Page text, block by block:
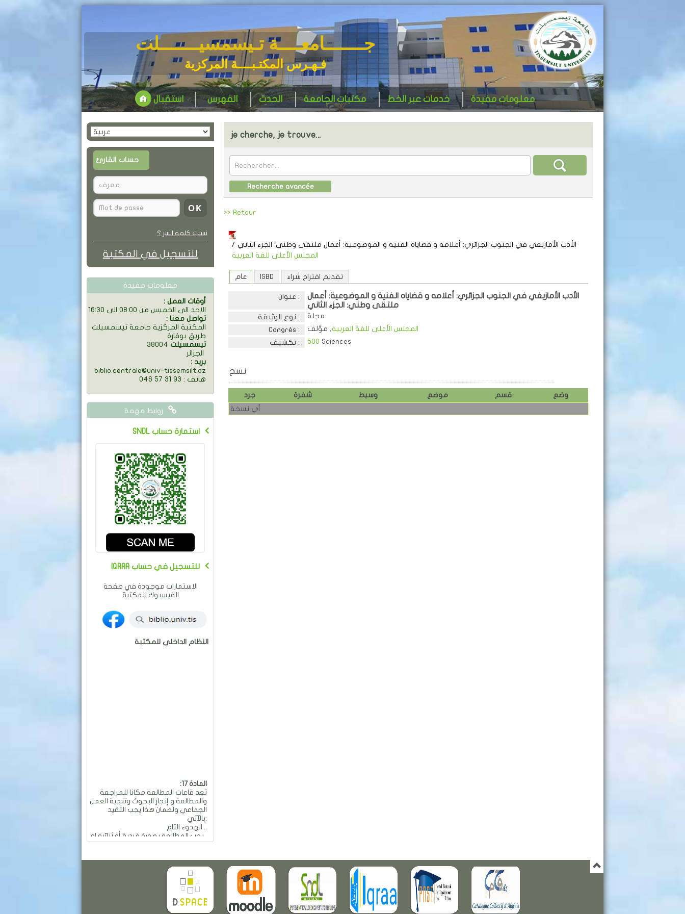
جـــــــامعــــة تـيسمسيـــــــلت
فـهـرس المكتـبــــة المركزية
الفهرس الحدث مكتبات الجامعة خدمات عبر الخط معلومات مفيدة استقبال
je cherche, je trouve...
Recherche avancée
>> Retour
الأدب الأمازيغي في الجنوب الجزائري: أعلامه و قضاياه الفنية و الموضوعية: أعمال ملتقى وطني: الجزء الثاني /
المجلس الأعلى للغة العربية
عام ISBD تقديم اقتراح شراء
عنوان :
الأدب الأمازيغي في الجنوب الجزائري: أعلامه و قضاياه الفنية و الموضوعية: أعمال
ملتقى وطني: الجزء الثاني
نوع الوثيقة :
مجلة
Congrès :
المجلس الأعلى للغة العربية, مؤلف
تكشيف :
500 Sciences
نسخ
جرد شفرة وسيط موضع قسم
وضع
أي نسخة
حساب القارئ
نسيت كلمة السر ؟
للتسجيل في المكتبة
معلومات مفيدة
: أوقات العمل
الاحد الى الخميس من 08:00 الى 16:30
: تواصل معنا
المكتبة المركزية جامعة تيسمسيلت
طريق بوقارة
38004 تيسمسيلت
: بريد
biblio.centrale@univ-tissemsilt.dz
046 57 31 93 : هاتف
روابط مهمة
SNDL استمارة حساب
IQRAA للتسجيل في حساب
الاستمارات موجودة في صفحة
الفيسبوك للمكتبة
النظام الداخلي للمكتبة
تعد قاعات المطالعة مكانا للمراجعة
والمطالعة و إنجاز البحوث وتنمية العمل
الجماعي ولضمان هذا يجب التقيد
بالآتي:
ـ الهدوء التام.
ـ يجب المطالعة بصورة فردية أو ثنائية او
ـ ممنوع تجاوز عدد المقاعد المسموح
ـ ممنوع تحريك وتحويل الأثاث من
معدات وطاولات وكراسي من أماكنها